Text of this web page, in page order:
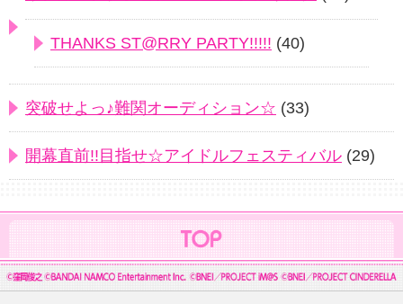
THANKS ST@RRY PARTY!!!!! (40)
突破せよっ♪難関オーディション☆ (33)
開幕直前!!目指せ☆アイドルフェスティバル (29)